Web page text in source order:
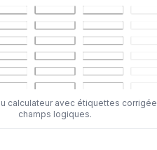
calculateur avec étiquettes
champs logiques.